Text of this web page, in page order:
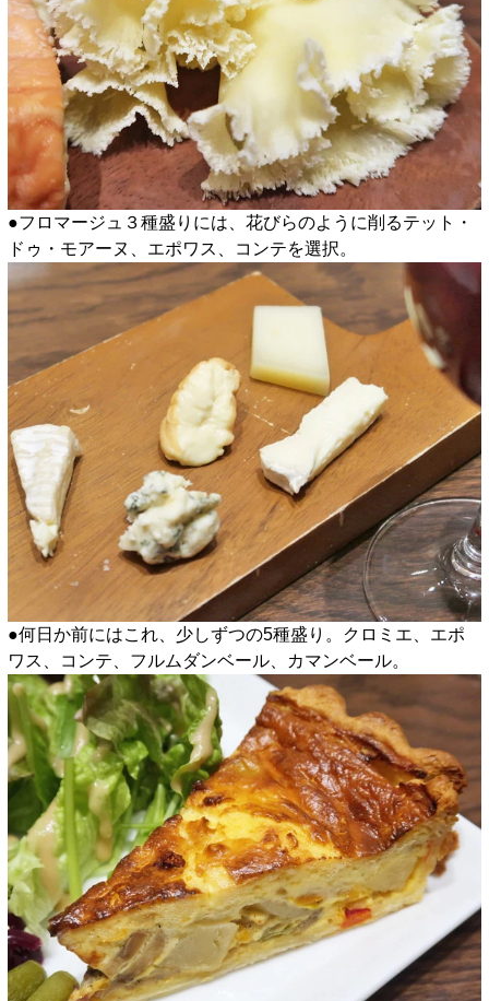
●フロマージュ３種盛りには、花びらのように削るテット・
ドゥ・モアーヌ、エポワス、コンテを選択。
●何日か前にはこれ、少しずつの5種盛り。クロミエ、エポ
ワス、コンテ、フルムダンベール、カマンベール。